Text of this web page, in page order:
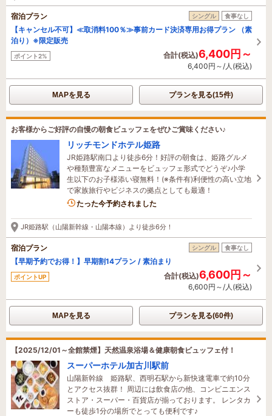
宿泊プラン シングル 食事なし
【キャンセル不可】≪取消料100％≫事前カード決済専用お得プラン （素
泊り）※限定販売
ポイント2% 合計(税込)6,400円～
6,400円～/人(税込)
MAPを見る プランを見る(15件)
お客様からご好評の自慢の朝食ビュッフェをぜひご賞味ください♪
リッチモンドホテル姫路
JR姫路駅南口より徒歩6分！好評の朝食は、姫路グルメ
や種類豊富なメニューをビュッフェ形式でどうぞ♪小学
生以下のお子様添い寝無料！(※条件有)利便性の高い立地
で家族旅行やビジネスの拠点としても最適！
6名がこの宿を見ています
たった今予約されました
JR姫路駅（山陽新幹線・山陽本線）より徒歩6分！
宿泊プラン シングル 食事なし
【早期予約でお得！】早期割14プラン / 素泊まり
ポイントUP 合計(税込)6,600円～
6,600円～/人(税込)
MAPを見る プランを見る(60件)
【2025/12/01～全館禁煙】天然温泉浴場＆健康朝食ビュッフェ付！
スーパーホテル加古川駅前
山陽新幹線 姫路駅、西明石駅から新快速電車で約10分
とアクセス抜群！ 周辺には飲食店の他、コンビニエンス
ストア・スーパー・百貨店が揃っております。 レンタカ
ーも徒歩1分の場所でとっても便利です♪